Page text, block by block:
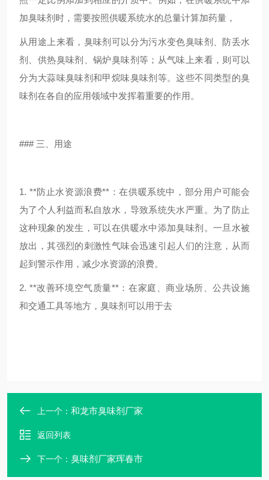
加臭味剂时，需要按照供暖系统水的总量计算加药量，
从用途上来看，臭味剂可以分为污水变色臭味剂、防丢水
剂、供热臭味剂、锅炉臭味剂等；从气味上来看，则可以
分为大蒜味臭味剂和甲烷味臭味剂等。这些不同类型的臭
味剂在各自的应用领域中发挥着重要的作用。
### 三、用途
1. **防止水资源浪费**：在供暖系统中，部分用户可能会
为了个人利益而私自放水，导致系统失水严重。为了防止
这种现象的发生，可以在供暖水中添加臭味剂。一旦水被
放出，其强烈的刺激性气味会迅速引起人们的注意，从而
起到警示作用，减少水资源的浪费。
2. **改善环境空气质量**：在家庭、商业场所、公共设施
和交通工具等地方，臭味剂可以用于去
上一个： 和龙市臭味剂厂家
返回列表
下一个： 臭味剂厂家珲春市